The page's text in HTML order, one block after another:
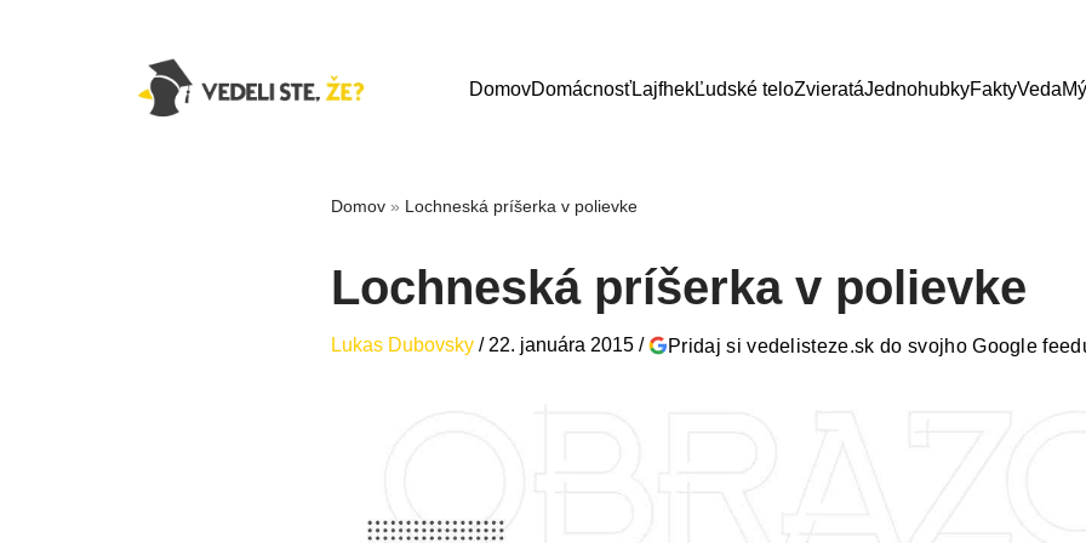
DomovDomácnosťLajfhekĽudské teloZvieratáJednohubkyFaktyVeda
Domov » Lochneská príšerka v polievke
Lochneská príšerka v polievke
Lukas Dubovsky / 22. januára 2015 / Pridaj si vedelisteze.sk do svojho Google